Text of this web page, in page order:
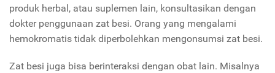
produk herbal, atau suplemen lain, konsultasikan dengan
dokter penggunaan zat besi. Orang yang mengalami
hemokromatis tidak diperbolehkan mengonsumsi zat besi.
Zat besi juga bisa berinteraksi dengan obat lain. Misalnya